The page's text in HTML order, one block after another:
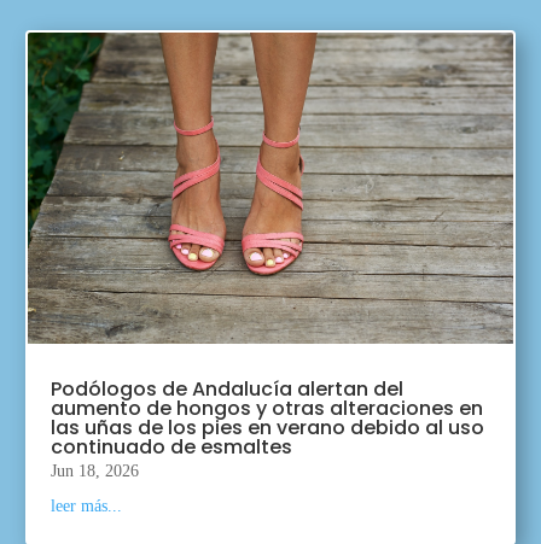
Podólogos de Andalucía alertan del
aumento de hongos y otras alteraciones en
las uñas de los pies en verano debido al uso
continuado de esmaltes
Jun 18, 2026
leer más...